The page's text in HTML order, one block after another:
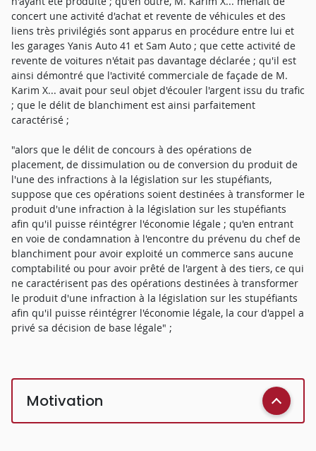
concert une activité d'achat et revente de véhicules et des
liens très privilégiés sont apparus en procédure entre lui et
les garages Yanis Auto 41 et Sam Auto ; que cette activité de
revente de voitures n'était pas davantage déclarée ; qu'il est
ainsi démontré que l'activité commerciale de façade de M.
Karim X... avait pour seul objet d'écouler l'argent issu du trafic
; que le délit de blanchiment est ainsi parfaitement
caractérisé ;
"alors que le délit de concours à des opérations de
placement, de dissimulation ou de conversion du produit de
l'une des infractions à la législation sur les stupéfiants,
suppose que ces opérations soient destinées à transformer le
produit d'une infraction à la législation sur les stupéfiants
afin qu'il puisse réintégrer l'économie légale ; qu'en entrant
en voie de condamnation à l'encontre du prévenu du chef de
blanchiment pour avoir exploité un commerce sans aucune
comptabilité ou pour avoir prêté de l'argent à des tiers, ce qui
ne caractérisent pas des opérations destinées à transformer
le produit d'une infraction à la législation sur les stupéfiants
afin qu'il puisse réintégrer l'économie légale, la cour d'appel a
privé sa décision de base légale" ;
Motivation